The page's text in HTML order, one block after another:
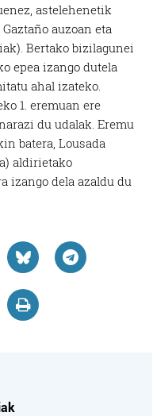
astelehenetik
auzoan eta
Bertako bizilagunei
epea izango dutela
ahal izateko.
1. eremuan ere
du udalak. Eremu
batera, Lousada
aldirietako
izango dela azaldu du